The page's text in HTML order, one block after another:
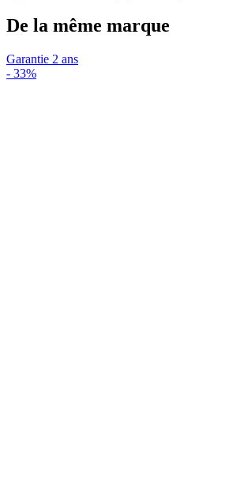
De la même marque
Garantie 2 ans
- 33%